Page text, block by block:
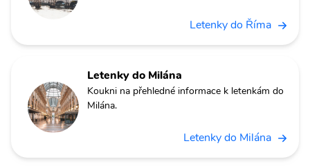
Letenky do Říma
Letenky do Milána
Koukni na přehledné informace k letenkám do
Milána.
Letenky do Milána